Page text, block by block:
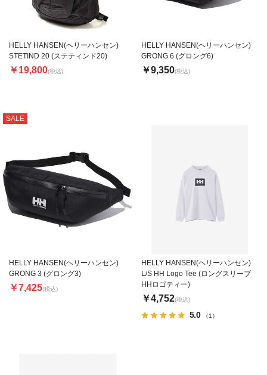
HELLY HANSEN(ヘリーハンセン)
STETIND 20 (ステティンド20)
￥19,800(税込)
HELLY HANSEN(ヘリーハンセン)
GRONG 6 (グロング6)
￥9,350(税込)
SALE
HELLY HANSEN(ヘリーハンセン)
GRONG 3 (グロング3)
￥7,425(税込)
5.0 （1）
HELLY HANSEN(ヘリーハンセン)
L/S HH Logo Tee (ロングスリーブ
HHロゴティー)
￥4,752(税込)